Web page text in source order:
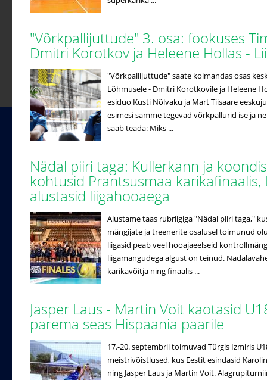
"Võrkpallijuttude" 3. osa: fookuses
Dmitri Korotkov ja Heleene Hollas -
"Võrkpallijuttude" saate kolmandas osas
Lõhmusele - Dmitri Korotkovile ja Heleene
esiduo Kusti Nõlvaku ja Mart Tiisaare
esimesi samme tegevad võrkpallurid ise ja
saab teada: Miks ...
Nädal piiri taga: Kullerkann ja
kohtusid Prantsusmaa karikafinaalis,
alustasid liigahooaega
Alustame taas rubriigiga "Nädal piiri taga,"
mängijate ja treenerite osalusel toimunud
liigasid peab veel hooajaeelseid
liigamängudega algust on teinud.
karikavõitja ning finaalis ...
Jasper Laus - Martin Voit kaotasid
parema seas Hispaania paarile
17.-20. septembril toimuvad Türgis Izmiris
meistrivõistlused, kus Eestit esindasid
ning Jasper Laus ja Martin Voit.